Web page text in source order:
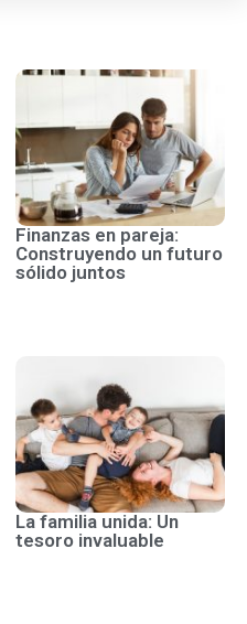
Finanzas en pareja:
Construyendo un futuro
sólido juntos
La familia unida: Un
tesoro invaluable